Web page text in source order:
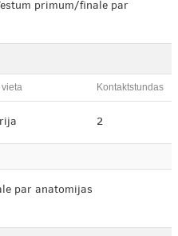
primum/finale par
vieta Kontaktstundas
2
par anatomijas